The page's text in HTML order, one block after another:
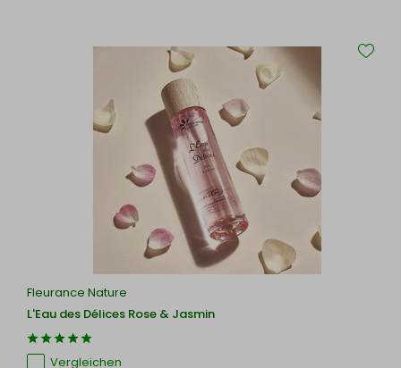
Fleurance Nature
L'Eau des Délices Rose & Jasmin
Vergleichen